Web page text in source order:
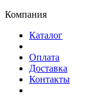
Компания
Каталог
Оплата
Доставка
Контакты